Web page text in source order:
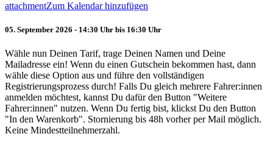
attachmentZum Kalendar hinzufügen
05. September 2026 - 14:30 Uhr bis 16:30 Uhr
Wähle nun Deinen Tarif, trage Deinen Namen und Deine
Mailadresse ein! Wenn du einen Gutschein bekommen hast, dann
wähle diese Option aus und führe den vollständigen
Registrierungsprozess durch! Falls Du gleich mehrere Fahrer:innen
anmelden möchtest, kannst Du dafür den Button "Weitere
Fahrer:innen" nutzen. Wenn Du fertig bist, klickst Du den Button
"In den Warenkorb". Stornierung bis 48h vorher per Mail möglich.
Keine Mindestteilnehmerzahl.